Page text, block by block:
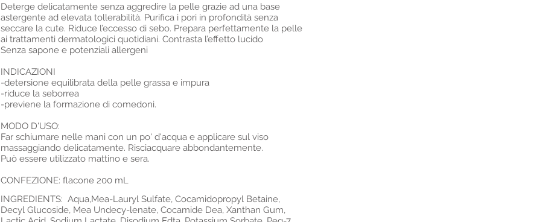
Deterge delicatamente senza aggredire la pelle grazie ad una base
astergente ad elevata tollerabilità. Purifica i pori in profondità senza
seccare la cute. Riduce l’eccesso di sebo. Prepara perfettamente la pelle
ai trattamenti dermatologici quotidiani. Contrasta l’effetto lucido
Senza sapone e potenziali allergeni
INDICAZIONI
-detersione equilibrata della pelle grassa e impura
-riduce la seborrea
-previene la formazione di comedoni.
MODO D'USO:
Far schiumare nelle mani con un po' d'acqua e applicare sul viso
massaggiando delicatamente. Risciacquare abbondantemente.
Può essere utilizzato mattino e sera.
CONFEZIONE: flacone 200 mL
INGREDIENTS: Aqua,Mea-Lauryl Sulfate, Cocamidopropyl Betaine,
Decyl Glucoside, Mea Undecy-lenate, Cocamide Dea, Xanthan Gum,